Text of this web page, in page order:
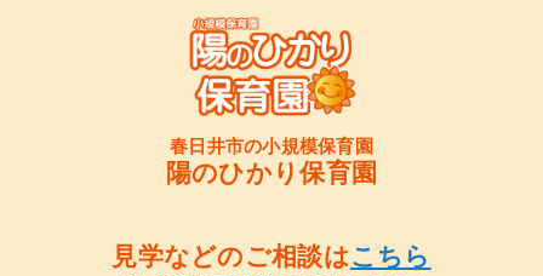
春日井市の小規模保育園
陽のひかり保育園
見学などのご相談はこちら